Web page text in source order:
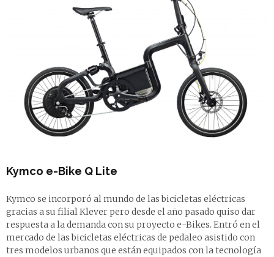
Kymco e-Bike Q Lite
Kymco se incorporó al mundo de las bicicletas eléctricas
gracias a su filial Klever pero desde el año pasado quiso dar
respuesta a la demanda con su proyecto e-Bikes. Entró en el
mercado de las bicicletas eléctricas de pedaleo asistido con
tres modelos urbanos que están equipados con la tecnología